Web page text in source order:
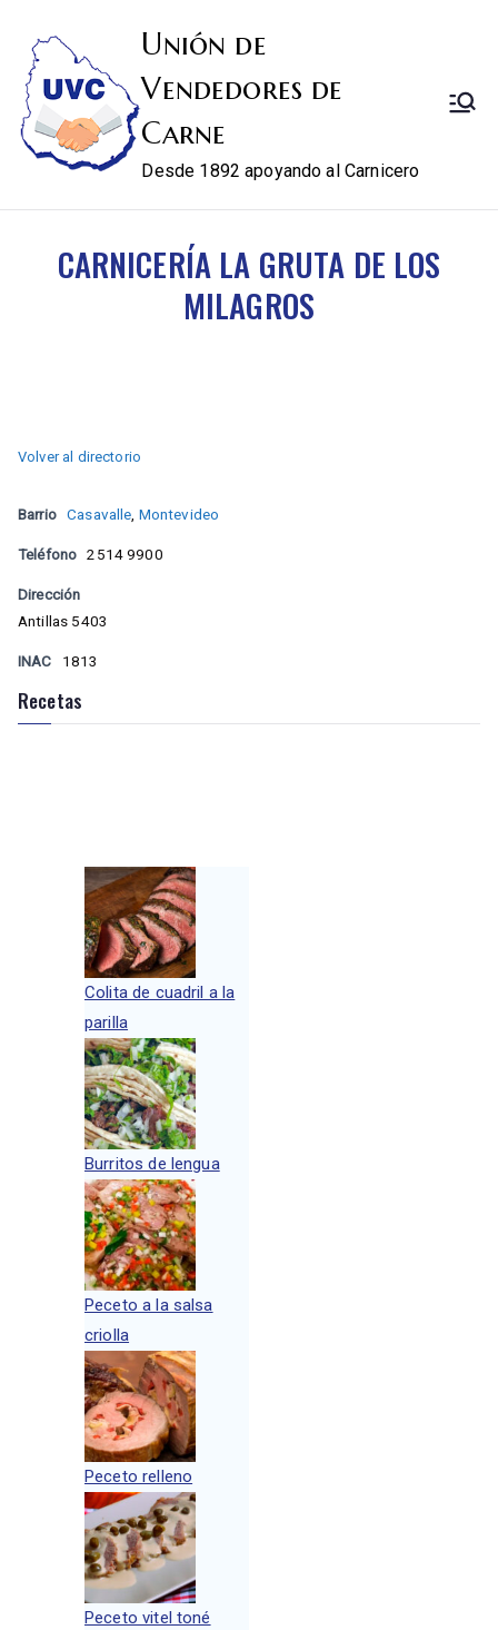
Unión de
Vendedores de
Carne
Desde 1892 apoyando al Carnicero
CARNICERÍA LA GRUTA DE LOS
MILAGROS
Volver al directorio
Barrio Casavalle, Montevideo
Teléfono 2514 9900
Dirección
Antillas 5403
INAC 1813
Recetas
Colita de cuadril a la
parilla
Burritos de lengua
Peceto a la salsa
criolla
Peceto relleno
Peceto vitel toné